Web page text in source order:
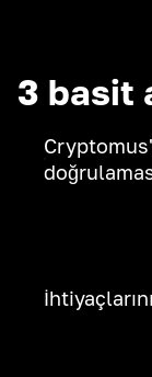
3 basit